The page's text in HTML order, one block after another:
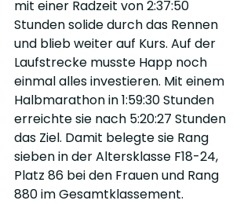
mit einer Radzeit von 2:37:50
Stunden solide durch das Rennen
und blieb weiter auf Kurs. Auf der
Laufstrecke musste Happ noch
einmal alles investieren. Mit einem
Halbmarathon in 1:59:30 Stunden
erreichte sie nach 5:20:27 Stunden
das Ziel. Damit belegte sie Rang
sieben in der Altersklasse F18-24,
Platz 86 bei den Frauen und Rang
880 im Gesamtklassement.